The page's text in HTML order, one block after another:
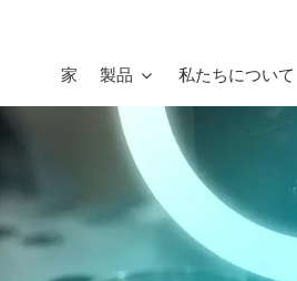
家 製品 私たちについて